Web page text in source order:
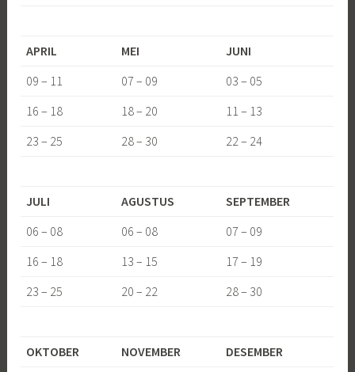
APRIL MEI
JUNI
09 – 11
07 – 09
03 – 05
16 – 18
18 – 20
11 – 13
23 – 25
28 – 30 22 – 24
JULI AGUSTUS
SEPTEMBER
06 – 08
06 – 08
07 – 09
16 – 18
13 – 15
17 – 19
23 – 25
20 – 22 28 – 30
OKTOBER NOVEMBER
DESEMBER